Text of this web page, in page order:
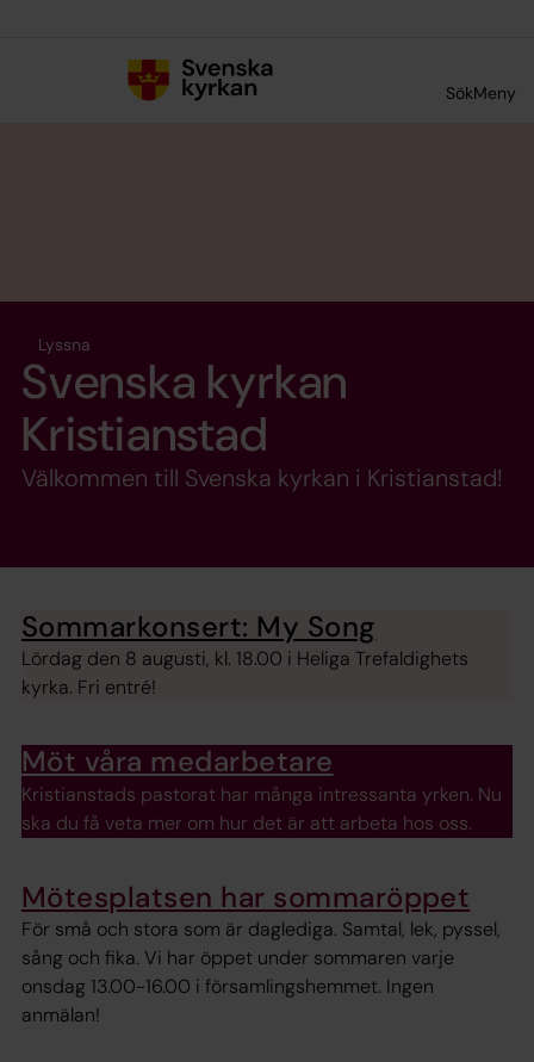
SökMeny
Lyssna
Svenska kyrkan
Kristianstad
Välkommen till Svenska kyrkan i Kristianstad!
Sommarkonsert: My Song
Lördag den 8 augusti, kl. 18.00 i Heliga Trefaldighets
kyrka. Fri entré!
Möt våra medarbetare
Kristianstads pastorat har många intressanta yrken. Nu
ska du få veta mer om hur det är att arbeta hos oss.
Mötesplatsen har sommaröppet
För små och stora som är daglediga. Samtal, lek, pyssel,
sång och fika. Vi har öppet under sommaren varje
onsdag 13.00-16.00 i församlingshemmet. Ingen
anmälan!